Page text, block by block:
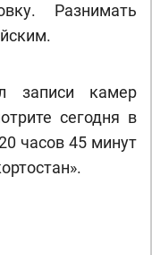
Разнимать
записи камер
сегодня в
часов 45 минут